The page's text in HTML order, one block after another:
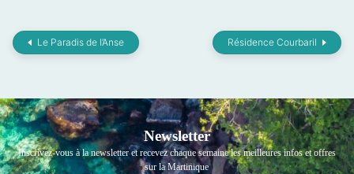
Le Paradis de l’Anse Résidence Courbaril
Newsletter
Inscrivez-vous à la newsletter et recevez chaque semaine les meilleures infos et offres
sur la Martinique